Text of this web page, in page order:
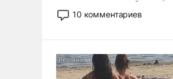
постепенно вытесняя и
отменяя традиционное
ударами судьбы, брать на
ответственность, помогать
10 комментариев